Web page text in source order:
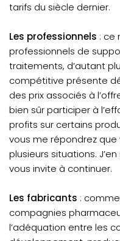
tarifs du siècle dernier.
Les professionnels : ce
professionnels de
traitements, d’autant
compétitive présente
des prix associés à
bien sûr participer à
profits sur certains
vous me répondrez
plusieurs situations.
vous invite à continuer.
Les fabricants :
compagnies
l’adéquation entre les